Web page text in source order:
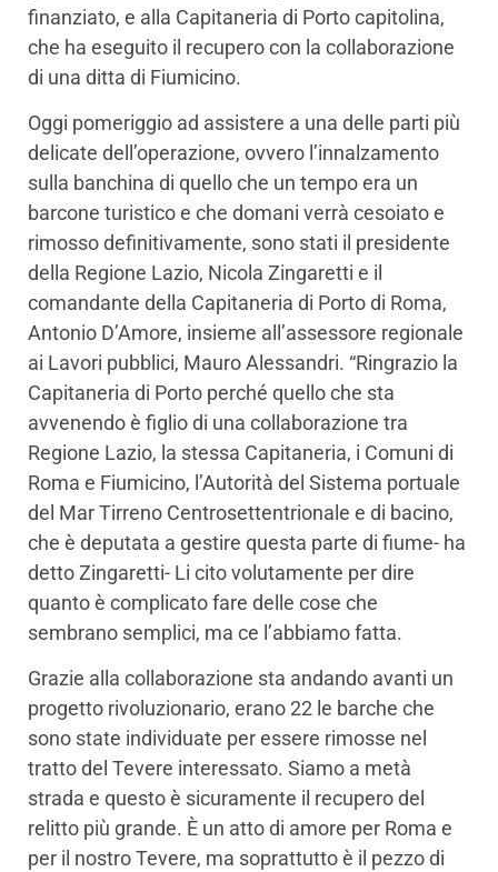
finanziato, e alla Capitaneria di Porto capitolina,
che ha eseguito il recupero con la collaborazione
di una ditta di Fiumicino.
Oggi pomeriggio ad assistere a una delle parti più
delicate dell’operazione, ovvero l’innalzamento
sulla banchina di quello che un tempo era un
barcone turistico e che domani verrà cesoiato e
rimosso definitivamente, sono stati il presidente
della Regione Lazio, Nicola Zingaretti e il
comandante della Capitaneria di Porto di Roma,
Antonio D’Amore, insieme all’assessore regionale
ai Lavori pubblici, Mauro Alessandri. “Ringrazio la
Capitaneria di Porto perché quello che sta
avvenendo è figlio di una collaborazione tra
Regione Lazio, la stessa Capitaneria, i Comuni di
Roma e Fiumicino, l’Autorità del Sistema portuale
del Mar Tirreno Centrosettentrionale e di bacino,
che è deputata a gestire questa parte di fiume- ha
detto Zingaretti- Li cito volutamente per dire
quanto è complicato fare delle cose che
sembrano semplici, ma ce l’abbiamo fatta.
Grazie alla collaborazione sta andando avanti un
progetto rivoluzionario, erano 22 le barche che
sono state individuate per essere rimosse nel
tratto del Tevere interessato. Siamo a metà
strada e questo è sicuramente il recupero del
relitto più grande. È un atto di amore per Roma e
per il nostro Tevere, ma soprattutto è il pezzo di